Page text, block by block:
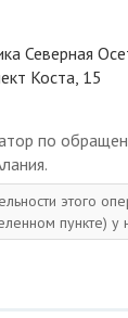
Северная
Коста, 15
по
этого
пункте) у